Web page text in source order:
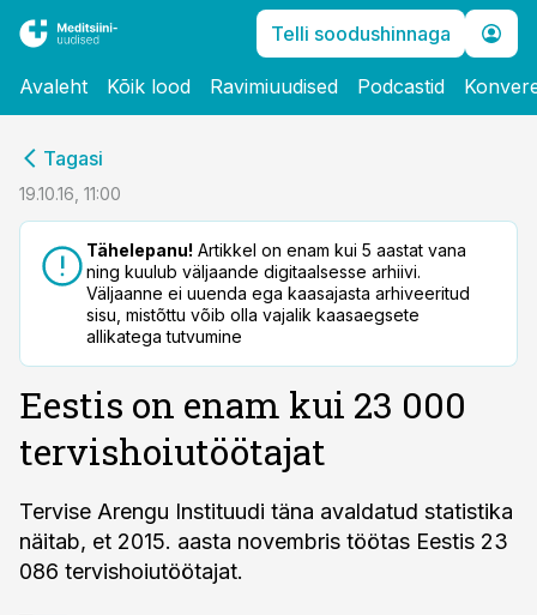
Telli soodushinnaga
Avaleht Kõik lood Ravimiuudised Podcastid
Tagasi
19.10.16, 11:00
Tähelepanu! Artikkel on enam kui 5 aastat vana
ning kuulub väljaande digitaalsesse arhiivi.
Väljaanne ei uuenda ega kaasajasta arhiveeritud
sisu, mistõttu võib olla vajalik kaasaegsete
allikatega tutvumine
Eestis on enam kui 23 000
tervishoiutöötajat
Tervise Arengu Instituudi täna avaldatud statistika
näitab, et 2015. aasta novembris töötas Eestis 23
086 tervishoiutöötajat.